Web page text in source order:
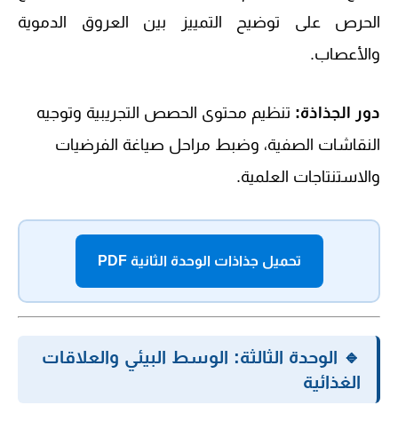
الحرص على توضيح التمييز بين العروق الدموية
والأعصاب.
دور الجذاذة: تنظيم محتوى الحصص التجريبية وتوجيه
النقاشات الصفية، وضبط مراحل صياغة الفرضيات
والاستنتاجات العلمية.
تحميل جذاذات الوحدة الثانية PDF
🔹 الوحدة الثالثة: الوسط البيئي والعلاقات
الغذائية